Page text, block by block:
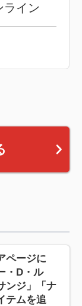
ライン
ページに
・D・ル
ンジ」「ナ
テムを追